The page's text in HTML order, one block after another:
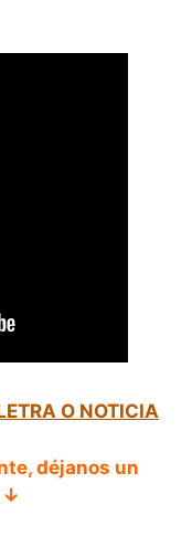
O NOTICIA
déjanos un
↓